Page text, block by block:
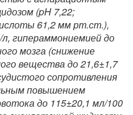
(pH 7,22;
61,2 мм рт.ст.),
гипераммониемией до
мозга (снижение
вещества до 21,6±1,7
сопротивления
повышением
до 115±20,1 мл/100